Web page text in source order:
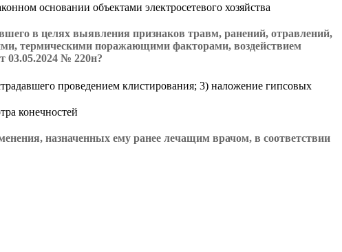
основании объектами электросетевого хозяйства
в целях выявления признаков травм, ранений, отравлений,
термическими поражающими факторами, воздействием
03.05.2024 № 220н?
проведением клистирования; 3) наложение гипсовых
конечностей
назначенных ему ранее лечащим врачом, в соответствии